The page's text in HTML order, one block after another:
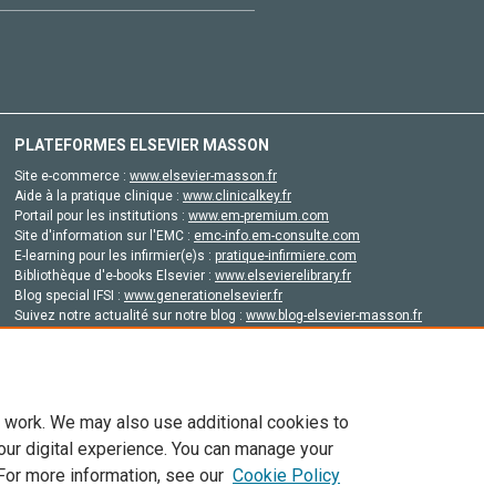
PLATEFORMES ELSEVIER MASSON
Site e-commerce : www.elsevier-masson.fr
Aide à la pratique clinique : www.clinicalkey.fr
Portail pour les institutions : www.em-premium.com
Site d'information sur l'EMC : emc-info.em-consulte.com
E-learning pour les infirmier(e)s : pratique-infirmiere.com
Bibliothèque d'e-books Elsevier : www.elsevierelibrary.fr
Blog special IFSI : www.generationelsevier.fr
Suivez notre actualité sur notre blog : www.blog-elsevier-masson.fr
ses concédants de licence et ses contributeurs. Tout les droits sont réservés,
We may also use additional cookies to
digital experience. You can manage your
more information, see our Cookie Policy